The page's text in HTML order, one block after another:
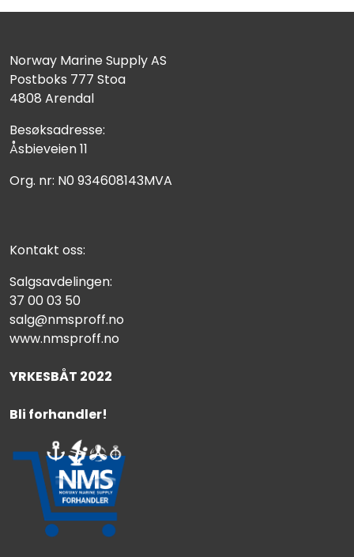
Norway Marine Supply AS
Postboks 777 Stoa
4808 Arendal
Besøksadresse:
Åsbieveien 11
Org. nr: N0 934608143MVA
Kontakt oss:
Salgsavdelingen:
37 00 03 50
salg@nmsproff.no
www.nmsproff.no
YRKESBÅT 2022
Bli forhandler!